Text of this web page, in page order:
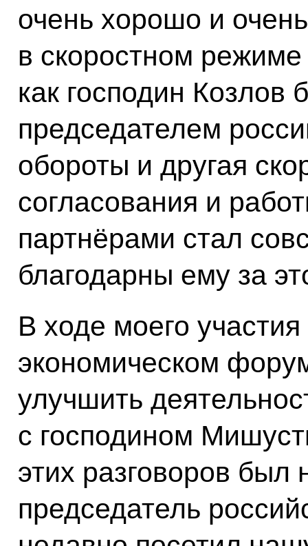
очень хорошо и
в скоростном
как господин Козлов
председателем
обороты и другая
согласования и
партнёрами стал
благодарны ему за
В ходе моего
экономическом
улучшить
с господином
этих разговоров был
председатель